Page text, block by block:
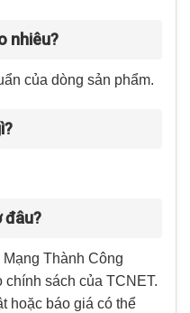
nhiêu?
của dòng sản phẩm.
đâu?
Thành Công
chính sách của TCNET.
hoặc báo giá có thể